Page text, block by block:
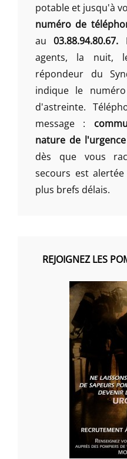
potable et jusqu'à
numéro de
au03.88.94.80.67.
agents, la nuit,
répondeur du
indique le
d'astreinte.
message :
nature de
dès que vous
secours est
plus brefs délais.
REJOIGNEZ LES